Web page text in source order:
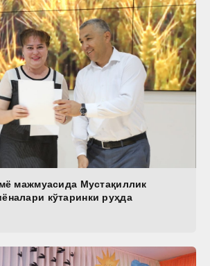
мажмуасида Мустақиллик
кўтаринки руҳда